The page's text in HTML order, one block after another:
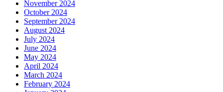
November 2024
October 2024
September 2024
August 2024
July 2024
June 2024
May 2024
April 2024
March 2024
February 2024